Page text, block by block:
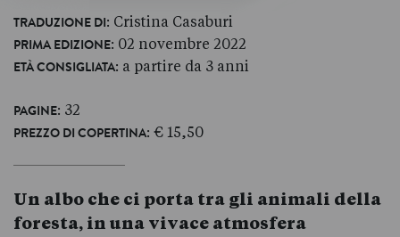
TRADUZIONE DI: Cristina Casaburi
PRIMA EDIZIONE: 02 novembre 2022
ETÀ CONSIGLIATA: a partire da 3 anni
PAGINE: 32
PREZZO DI COPERTINA: € 15,50
Un albo che ci porta tra gli animali della
foresta, in una vivace atmosfera